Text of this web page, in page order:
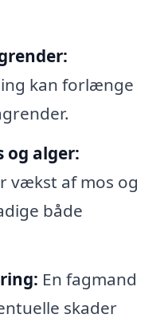
kan forlænge
og alger:
vækst af mos og
både
En fagmand
skader